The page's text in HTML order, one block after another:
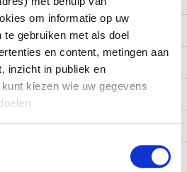
om informatie op uw
te gebruiken met als doel
en content, metingen aan
inzicht in publiek en
kiezen wie uw gegevens
over uw geografische locatie,